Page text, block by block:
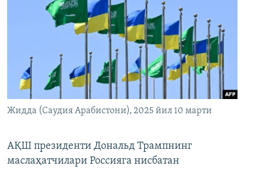
Жидда (Саудия Арабистони), 2025 йил 10 марти
АҚШ президенти Дональд Трампнинг
маслаҳатчилари Россияга нисбатан